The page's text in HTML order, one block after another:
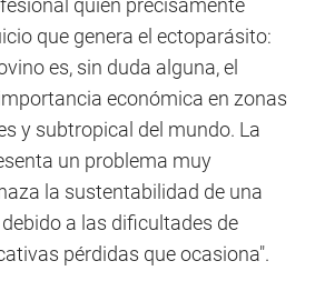
quien precisamente
que genera el ectoparásito:
es, sin duda alguna, el
económica en zonas
y subtropical del mundo. La
un problema muy
la sustentabilidad de una
a las dificultades de
pérdidas que ocasiona".